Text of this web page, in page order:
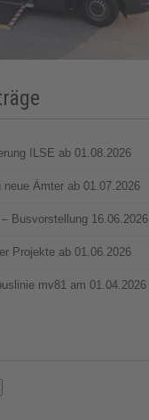
ILSE ab 01.08.2026
neue Ämter ab 01.07.2026
Busvorstellung 16.06.2026
Projekte ab 01.06.2026
mv81 am 01.04.2026